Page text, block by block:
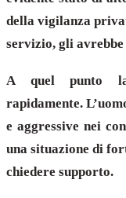
della vigilanza
servizio, gli
A quel punto la
rapidamente.
e aggressive nei
una situazione di
chiedere supporto.